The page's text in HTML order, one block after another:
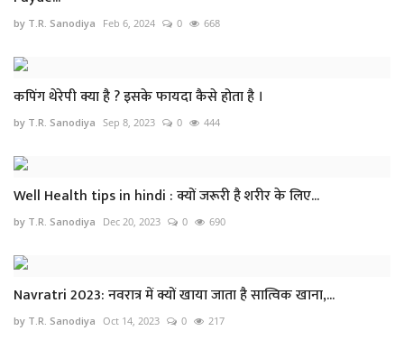
by T.R. Sanodiya Feb 6, 2024 0 668
कपिंग थेरेपी क्या है ? इसके फायदा कैसे होता है ।
by T.R. Sanodiya Sep 8, 2023 0 444
Well Health tips in hindi : क्यों जरूरी है शरीर के लिए...
by T.R. Sanodiya Dec 20, 2023 0 690
Navratri 2023: नवरात्र में क्यों खाया जाता है सात्विक खाना,...
by T.R. Sanodiya Oct 14, 2023 0 217